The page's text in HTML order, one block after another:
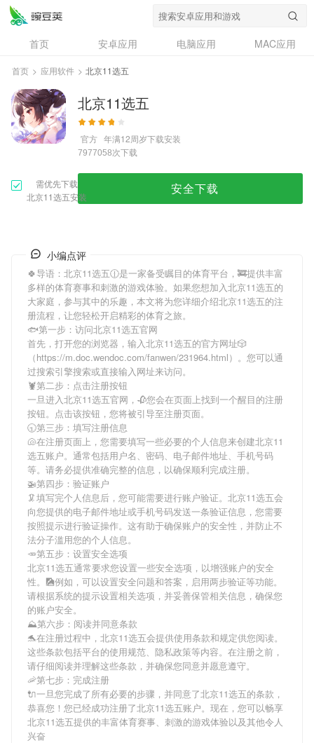
首页 安卓应用 电脑应用
MAC应用
资讯
专题
问答
首页 > 应用软件 > 北京11选五
北京11选五
官方 年满12周岁下载安装
7977058次下载
需优先下载
北京11选五安装
安全下载
小编点评
🍀导语： 北京11选五🕧是一家备受瞩目的体育平台，🚒提供丰富
多样的体育赛事和刺激的游戏体验。如果您想加入北京11选五的
大家庭，参与其中的乐趣，本文将为您详细介绍北京11选五的注
册流程，让您轻松开启精彩的体育之旅。
🐟第一步：访问北京11选五官网
首先，打开您的浏览器，输入北京11选五的官方网址🎲
（https://m.doc.wendoc.com/fanwen/231964.html）。您可以通
过搜索引擎搜索或直接输入网址来访问。
🦞第二步：点击注册按钮
一旦进入北京11选五官网，🥀您会在页面上找到一个醒目的注册
按钮。点击该按钮，您将被引导至注册页面。
🕤第三步：填写注册信息
🐚在注册页面上，您需要填写一些必要的个人信息来创建北京11
选五账户。通常包括用户名、密码、电子邮件地址、手机号码
等。请务必提供准确完整的信息，以确保顺利完成注册。
🚁第四步：验证账户
🦑填写完个人信息后，您可能需要进行账户验证。 北京11选五会
向您提供的电子邮件地址或手机号码发送一条验证信息，您需要
按照提示进行验证操作。这有助于确保账户的安全性，并防止不
法分子滥用您的个人信息。
🥕第五步：设置安全选项
北京11选五通常要求您设置一些安全选项，以增强账户的安全
性。🎑例如，可以设置安全问题和答案，启用两步验证等功能。
请根据系统的提示设置相关选项，并妥善保管相关信息，确保您
的账户安全。
⛰第六步：阅读并同意条款
🐬在注册过程中， 北京11选五会提供使用条款和规定供您阅读。
这些条款包括平台的使用规范、隐私政策等内容。在注册之前，
请仔细阅读并理解这些条款，并确保您同意并愿意遵守。
🦐第七步：完成注册
🔌一旦您完成了所有必要的步骤，并同意了北京11选五的条款，
恭喜您！您已经成功注册了北京11选五账户。现在，您可以畅享
北京11选五提供的丰富体育赛事、刺激的游戏体验以及其他令人
兴奋